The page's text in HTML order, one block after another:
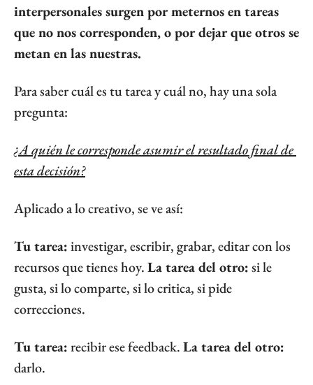
interpersonales surgen por meternos en tareas
que no nos corresponden, o por dejar que otros se
metan en las nuestras.
Para saber cuál es tu tarea y cuál no, hay una sola
pregunta:
¿A quién le corresponde asumir el resultado final de
esta decisión?
Aplicado a lo creativo, se ve así:
Tu tarea: investigar, escribir, grabar, editar con los
recursos que tienes hoy. La tarea del otro: si le
gusta, si lo comparte, si lo critica, si pide
correcciones.
Tu tarea: recibir ese feedback. La tarea del otro:
darlo.